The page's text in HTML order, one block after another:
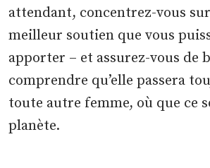
attendant, concentrez-vous
meilleur soutien que vous
apporter – et assurez-vous de
comprendre qu’elle passera
toute autre femme, où que ce
planète.